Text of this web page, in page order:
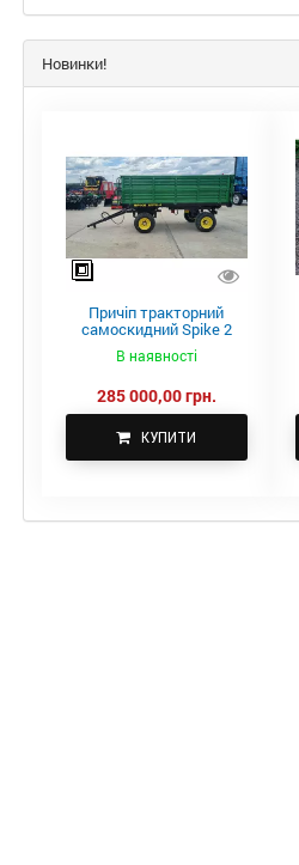
Новинки!
Причіп тракторний
самоскидний Spike 2
В наявності
285 000,00 грн.
КУПИТИ